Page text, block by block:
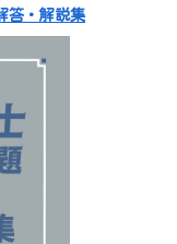
答・解説集